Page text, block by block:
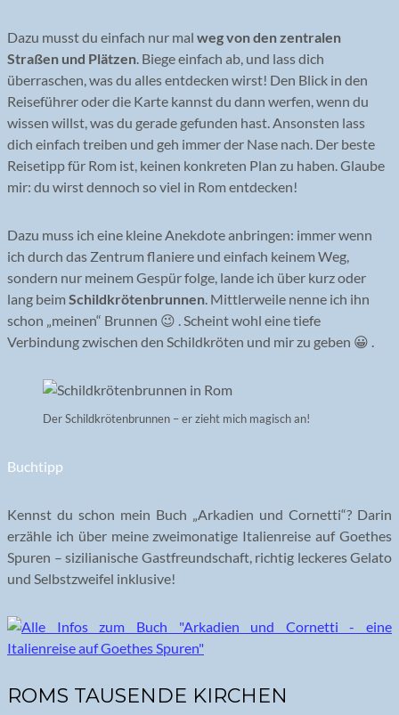
Dazu musst du einfach nur mal weg von den zentralen
Straßen und Plätzen . Biege einfach ab, und lass dich
überraschen, was du alles entdecken wirst! Den Blick in den
Reiseführer oder die Karte kannst du dann werfen, wenn du
wissen willst, was du gerade gefunden hast. Ansonsten lass
dich einfach treiben und geh immer der Nase nach. Der beste
Reisetipp für Rom ist, keinen konkreten Plan zu haben. Glaube
mir: du wirst dennoch so viel in Rom entdecken!
Dazu muss ich eine kleine Anekdote anbringen: immer wenn
ich durch das Zentrum flaniere und einfach keinem Weg,
sondern nur meinem Gespür folge, lande ich über kurz oder
lang beim Schildkrötenbrunnen . Mittlerweile nenne ich ihn
schon „meinen“ Brunnen 😉 . Scheint wohl eine tiefe
Verbindung zwischen den Schildkröten und mir zu geben 😀 .
Der Schildkrötenbrunnen – er zieht mich magisch an!
Buchtipp
Kennst du schon mein Buch „Arkadien und Cornetti“? Darin
erzähle ich über meine zweimonatige Italienreise auf Goethes
Spuren – sizilianische Gastfreundschaft, richtig leckeres Gelato
und Selbstzweifel inklusive!
ROMS TAUSENDE KIRCHEN